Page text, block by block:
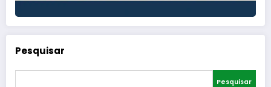
Pesquisar
Pesquisar